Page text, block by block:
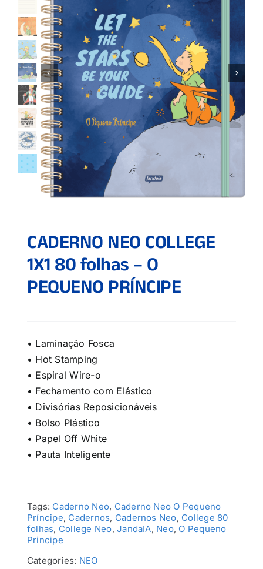
CADERNO NEO COLLEGE
1X1 80 folhas – O
PEQUENO PRÍNCIPE
• Laminação Fosca
• Hot Stamping
• Espiral Wire-o
• Fechamento com Elástico
• Divisórias Reposicionáveis
• Bolso Plástico
• Papel Off White
• Pauta Inteligente
Tags: Caderno Neo, Caderno Neo O Pequeno
Príncipe, Cadernos, Cadernos Neo, College 80
folhas, College Neo,JandaIA, Neo, O Pequeno
Principe
Categories: NEO